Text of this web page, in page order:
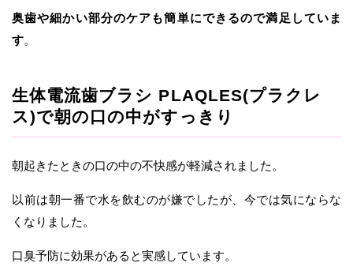
奥歯や細かい部分のケアも簡単にできるので満足していま
す。
生体電流歯ブラシ PLAQLES(プラクレ
ス)で朝の口の中がすっきり
朝起きたときの口の中の不快感が軽減されました。
以前は朝一番で水を飲むのが嫌でしたが、今では気にならな
くなりました。
口臭予防に効果があると実感しています。